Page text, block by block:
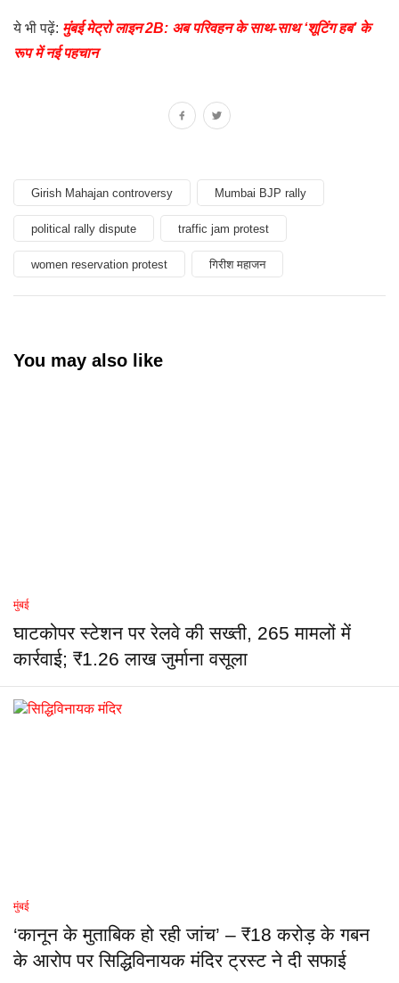
ये भी पढ़ें: मुंबई मेट्रो लाइन 2B: अब परिवहन के साथ-साथ ‘शूटिंग हब’ के
रूप में नई पहचान
Girish Mahajan controversy Mumbai BJP rally
political rally dispute traffic jam protest
women reservation protest गिरीश महाजन
You may also like
मुंबई
घाटकोपर स्टेशन पर रेलवे की सख्ती, 265 मामलों में
कार्रवाई; ₹1.26 लाख जुर्माना वसूला
मुंबई
‘कानून के मुताबिक हो रही जांच’ – ₹18 करोड़ के गबन
के आरोप पर सिद्धिविनायक मंदिर ट्रस्ट ने दी सफाई